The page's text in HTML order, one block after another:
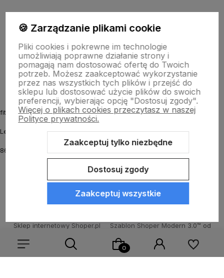
Informacje
O nas
fitmyhorse.pl Sklep jeździecki
Letnia 12
86-031 Osielsko k. Bydgoszczy
Sklep internetowy Shoper.pl Szablon Shoper Modern 3.0™ od
🍪 Zarządzanie plikami cookie
Pliki cookies i pokrewne im technologie
umożliwiają poprawne działanie strony i
pomagają nam dostosować ofertę do Twoich
potrzeb. Możesz zaakceptować wykorzystanie
przez nas wszystkich tych plików i przejść do
sklepu lub dostosować użycie plików do swoich
preferencji, wybierając opcję "Dostosuj zgody".
Więcej o plikach cookies przeczytasz w naszej
Polityce prywatności.
Zaakceptuj tylko niezbędne
Dostosuj zgody
Zaakceptuj wszystkie